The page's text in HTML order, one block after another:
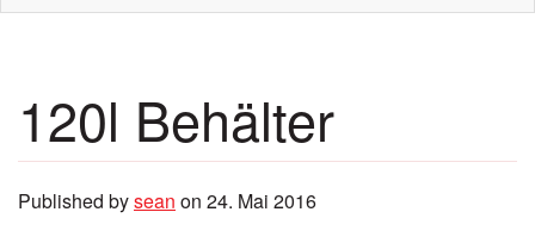
120l Behälter
Published bysean on 24. Mai 2016